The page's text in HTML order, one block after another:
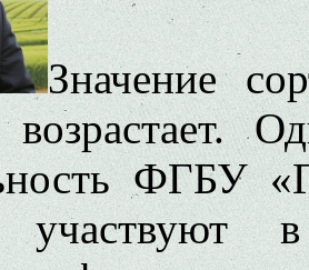
Значение
ФГБУ
участвуют